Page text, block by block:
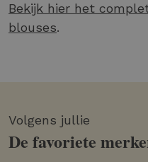
Bekijk hier het
blouses.
Volgens jullie
De favoriete